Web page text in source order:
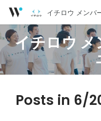
イチロウ メンバ
イチロウ
Posts in 6/